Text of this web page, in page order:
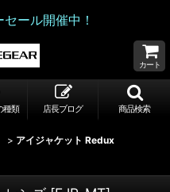
ール開催中！
カート
種類 店長ブログ 商品検索
> アイジャケット Redux